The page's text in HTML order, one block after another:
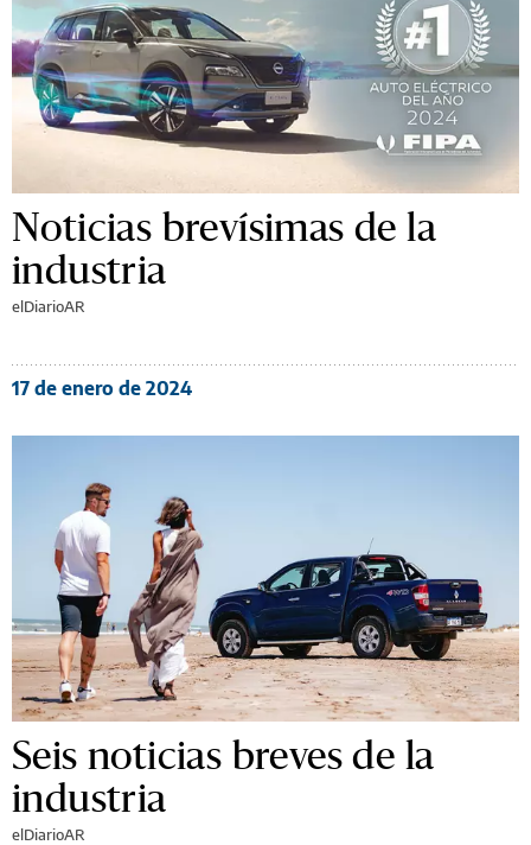
Noticias brevísimas de la
industria
elDiarioAR
17 de enero de 2024
Seis noticias breves de la
industria
elDiarioAR